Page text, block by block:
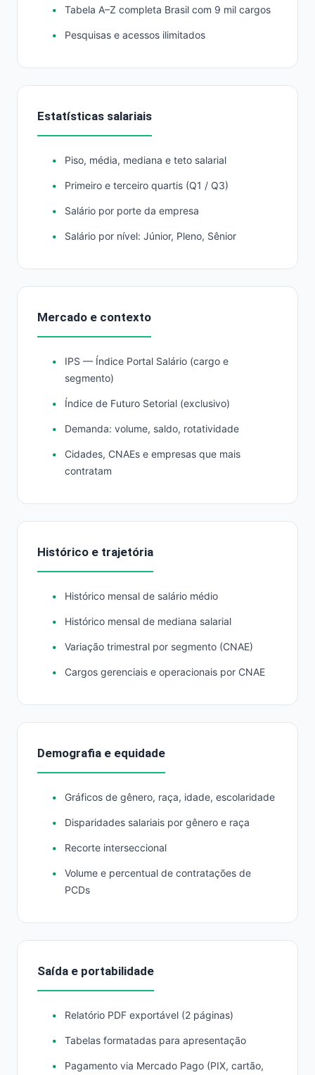
Tabela A–Z completa Brasil com 9 mil cargos
Pesquisas e acessos ilimitados
Estatísticas salariais
Piso, média, mediana e teto salarial
Primeiro e terceiro quartis (Q1 / Q3)
Salário por porte da empresa
Salário por nível: Júnior, Pleno, Sênior
Mercado e contexto
IPS — Índice Portal Salário (cargo e
segmento)
Índice de Futuro Setorial (exclusivo)
Demanda: volume, saldo, rotatividade
Cidades, CNAEs e empresas que mais
contratam
Histórico e trajetória
Histórico mensal de salário médio
Histórico mensal de mediana salarial
Variação trimestral por segmento (CNAE)
Cargos gerenciais e operacionais por CNAE
Demografia e equidade
Gráficos de gênero, raça, idade, escolaridade
Disparidades salariais por gênero e raça
Recorte interseccional
Volume e percentual de contratações de
PCDs
Saída e portabilidade
Relatório PDF exportável (2 páginas)
Tabelas formatadas para apresentação
Pagamento via Mercado Pago (PIX, cartão,